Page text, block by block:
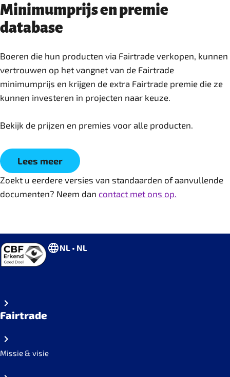
Minimumprijs en premie
database
Boeren die hun producten via Fairtrade verkopen, kunnen
vertrouwen op het vangnet van de Fairtrade
minimumprijs en krijgen de extra Fairtrade premie die ze
kunnen investeren in projecten naar keuze.
Bekijk de prijzen en premies voor alle producten.
Lees meer
Zoekt u eerdere versies van standaarden of aanvullende
documenten? Neem dan contact met ons op.
NL • NL
Fairtrade
Missie & visie